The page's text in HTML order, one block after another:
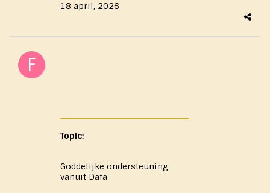
18 april, 2026
Topic:
Goddelijke ondersteuning
vanuit Dafa